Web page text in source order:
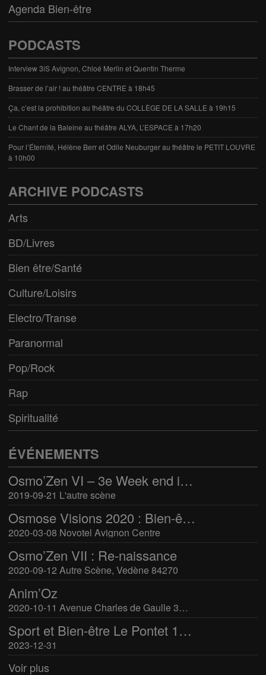
Agenda Bien-être
PODCASTS
Interview 3iS Avignon, Chloé Merlin et Quentin Therme
Brasser de l’air ! au théâtre CENTRE à 18h45
Ça, c’est la prohibition au théâtre du COLLÈGE DE LA SALLE à 19h15
Le Chant de la Baleine au théâtre ALYA, L’ESPACE à 17h20
Pour l’Éternité, Hélène Berr et Odile Neuburger au théâtre le PETIT LOUVRE
à 10h00
ARCHIVE PODCASTS
Arts
BD/Livres
Bien être/Santé
Culture/Loisirs
Electro/Transe
Paranormal
Pop/Rock
Rap
Spiritualité
ÉVÉNEMENTS
Osmo’Zen VI – 3e Week end international du bien-être
2019-09-21 L'autre scène
Osmose Visions 2020 : Bien-être et arts divinatoires
2020-03-08 Novotel Avignon Centre
Osmo’Zen VII : Re-naissance
2020-09-12 Autre Scène, Vedène 84270
Anim’Oz
2020-10-11 Avenue Charles de Gaulle 30400 Villeneuve-Lès-Avignon
Sport et Bien-être Le Pontet 16-17 mars 2024
2023-12-31
Voir plus